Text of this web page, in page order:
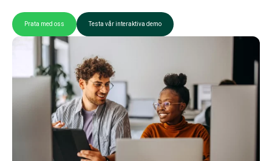
Prata med oss Testa vår interaktiva demo